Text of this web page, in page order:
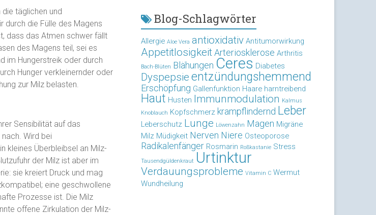
täglichen und
durch die Fülle des Magens
dass das Atmen schwer fällt
des Magens teil, sei es
im Hungerstreik oder durch
Hunger verkleinernder oder
zur Milz belasten.
Sensibilität auf das
Wird bei
kleines Überbleibsel an Milz-
der Milz ist aber im
sie kreiert Druck und mag
eine geschwollene
Prozesse ist. Die Milz
offene Zirkulation der Milz-
Blog-Schlagwörter
Allergie Aloe Vera antioxidativ Antitumorwirkung
AppetitlosigkeitArteriosklerose Arthritis
Bach-Blüten Blähungen Ceres Diabetes
Dyspepsie entzündungshemmend
Erschöpfung Gallenfunktion Haare harntreibend
Haut Husten Immunmodulation Kalmus
Knoblauch Kopfschmerz krampflindernd Leber
Leberschutz Lunge Löwenzahn Magen Migräne
Milz Müdigkeit Nerven Niere Osteoporose
Radikalenfänger Rosmarin Roßkastanie Stress
Tausendgüldenkraut Urtinktur
Verdauungsprobleme Vitamin C Wermut
Wundheilung